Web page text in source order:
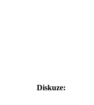
Diskuze: